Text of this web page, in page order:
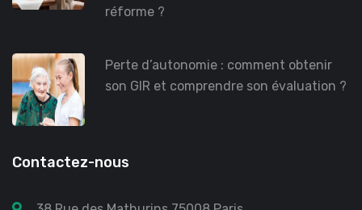
réforme ?
Perte d’autonomie : comment obtenir
son GIR et comprendre son évaluation ?
Contactez-nous